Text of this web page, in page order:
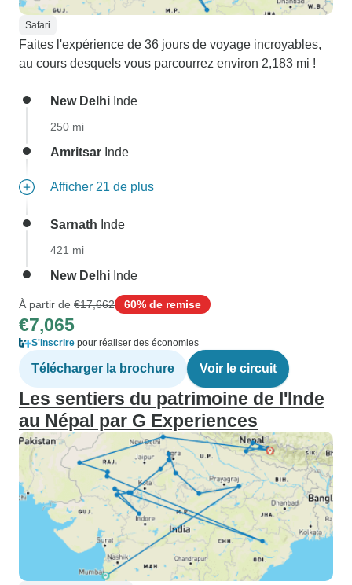
Safari
Faites l'expérience de 36 jours de voyage incroyables,
au cours desquels vous parcourrez environ 2,183 mi !
New Delhi Inde
250 mi
Amritsar Inde
Afficher 21 de plus
Sarnath Inde
421 mi
New Delhi Inde
À partir de €17,662 60% de remise
€7,065
S'inscrire pour réaliser des économies
Télécharger la brochure Voir le circuit
Les sentiers du patrimoine de l'Inde
au Népal par G Experiences